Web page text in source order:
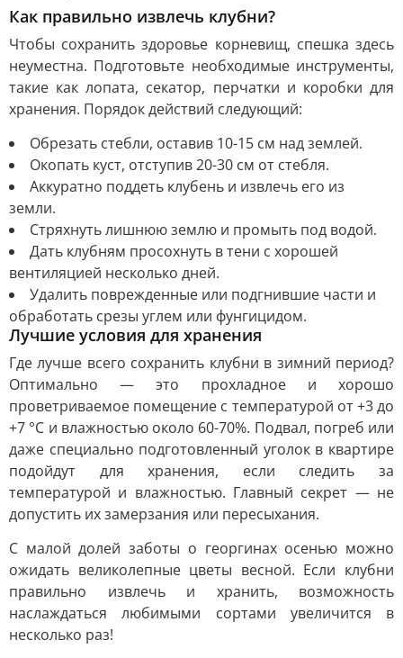
Как правильно извлечь клубни?
Чтобы сохранить здоровье корневищ, спешка здесь
неуместна. Подготовьте необходимые инструменты,
такие как лопата, секатор, перчатки и коробки для
хранения. Порядок действий следующий:
Обрезать стебли, оставив 10-15 см над землей.
Окопать куст, отступив 20-30 см от стебля.
Аккуратно поддеть клубень и извлечь его из
земли.
Стряхнуть лишнюю землю и промыть под водой.
Дать клубням просохнуть в тени с хорошей
вентиляцией несколько дней.
Удалить поврежденные или подгнившие части и
обработать срезы углем или фунгицидом.
Лучшие условия для хранения
Где лучше всего сохранить клубни в зимний период?
Оптимально — это прохладное и хорошо
проветриваемое помещение с температурой от +3 до
+7 °C и влажностью около 60-70%. Подвал, погреб или
даже специально подготовленный уголок в квартире
подойдут для хранения, если следить за
температурой и влажностью. Главный секрет — не
допустить их замерзания или пересыхания.
С малой долей заботы о георгинах осенью можно
ожидать великолепные цветы весной. Если клубни
правильно извлечь и хранить, возможность
наслаждаться любимыми сортами увеличится в
несколько раз!